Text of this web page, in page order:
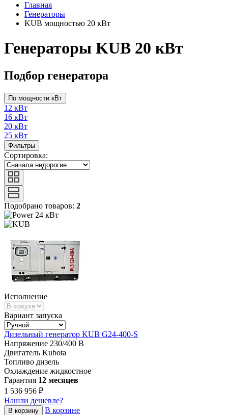
Главная
Генераторы
KUB мощностью 20 кВт
Генераторы KUB 20 кВт
Подбор генератора
По мощности кВт
12 кВт
16 кВт
20 кВт
25 кВт
Фильтры
Сортировка:
Подобрано товаров: 2
24 кВт
Исполнение
Вариант запуска
Дизельный генератор KUB G24-400-S
Напряжение 230/400 В
Двигатель Kubota
Топливо дизель
Охлаждение жидкостное
Гарантия 12 месяцев
1 536 956 ₽
Нашли дешевле?
В корзину В корзине